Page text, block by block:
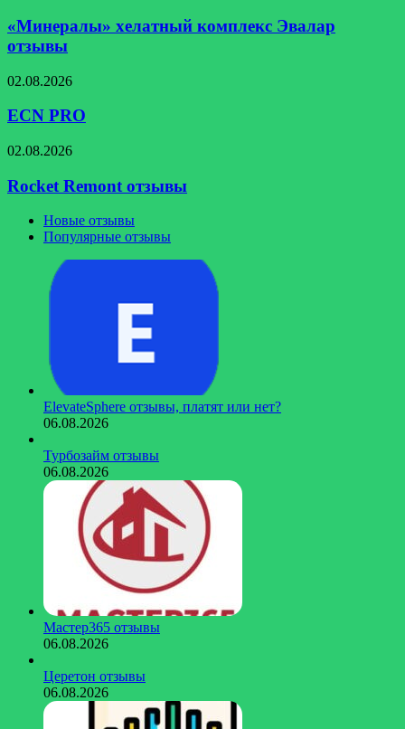
комплекс
Эвалар
отзывы
«Минералы» хелатный комплекс Эвалар
отзывы
ECN
02.08.2026
ECN PRO
Rocket
отзывы
02.08.2026
Rocket Remont отзывы
Новые отзывы
Популярные отзывы
ElevateSphere отзывы, платят или нет?
06.08.2026
Турбозайм отзывы
06.08.2026
Мастер365 отзывы
06.08.2026
Церетон отзывы
06.08.2026